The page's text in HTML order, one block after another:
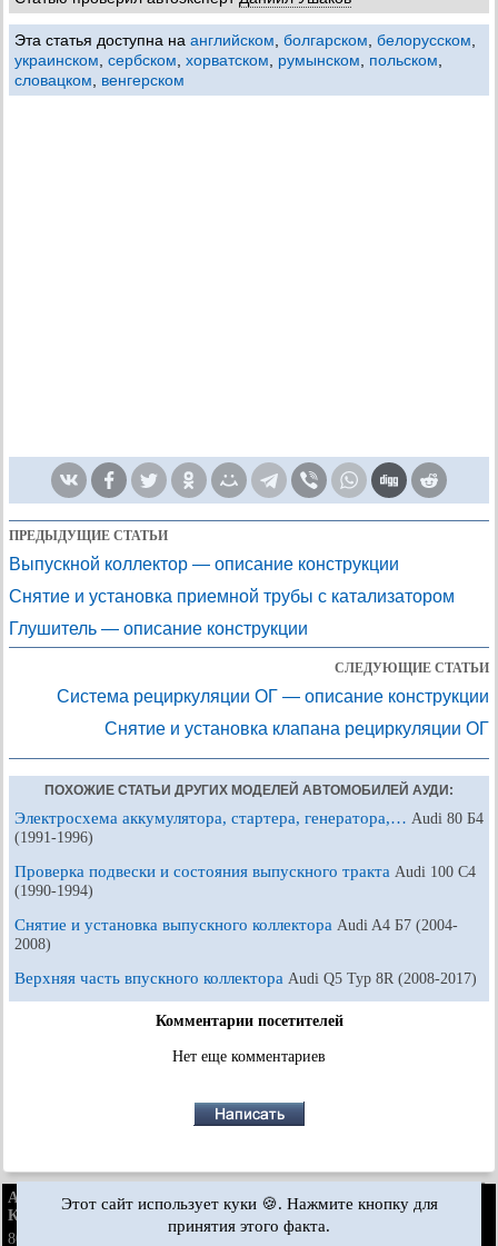
Эта статья доступна на английском болгарском белорусском
украинском сербском хорватском румынском польском
словацком
венгерском
ПРЕДЫДУЩИЕ СТАТЬИ
Выпускной коллектор — описание конструкции
Снятие и установка приемной трубы с катализатором
Глушитель — описание конструкции
СЛЕДУЮЩИЕ СТАТЬИ
Система рециркуляции ОГ — описание конструкции
Снятие и установка клапана рециркуляции ОГ
ПОХОЖИЕ СТАТЬИ ДРУГИХ МОДЕЛЕЙ АВТОМОБИЛЕЙ АУДИ:
Электросхема аккумулятора, стартера, генератора,… Audi 80 Б4
(1991-1996)
Проверка подвески и состояния выпускного тракта Audi 100 С4
(1990-1994)
Снятие и установка выпускного коллектора Audi A4 Б7 (2004-
2008)
Верхняя часть впускного коллектора Audi Q5 Typ 8R (2008-2017)
Комментарии посетителей
Нет еще комментариев
AudiManual.ru © 2017-2026·Полная версия ·Обратная связь
Карта сайта
Поиск по сайту ·Новости и статьи
80 Б2
80 Б3 100 С3
Этот сайт использует куки 🍪. Нажмите кнопку для
принятия этого факта.